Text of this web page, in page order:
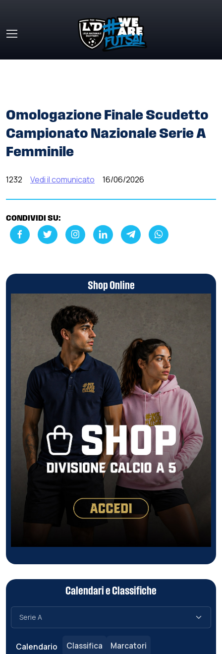
Omologazione Finale Scudetto
Campionato Nazionale Serie A
Femminile
1232 Vedi il comunicato 16/06/2026
CONDIVIDI SU:
Shop Online
Calendari e Classifiche
Calendario Classifica Marcatori